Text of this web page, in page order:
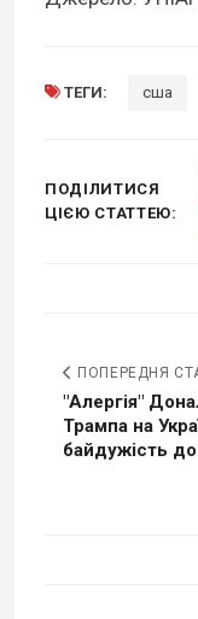
ТЕГИ: сша
ПОДІЛИТИСЯ
ЦІЄЮ СТАТТЕЮ:
ПОПЕРЕДНЯ
"Алергія"
Трампа на
байдужість